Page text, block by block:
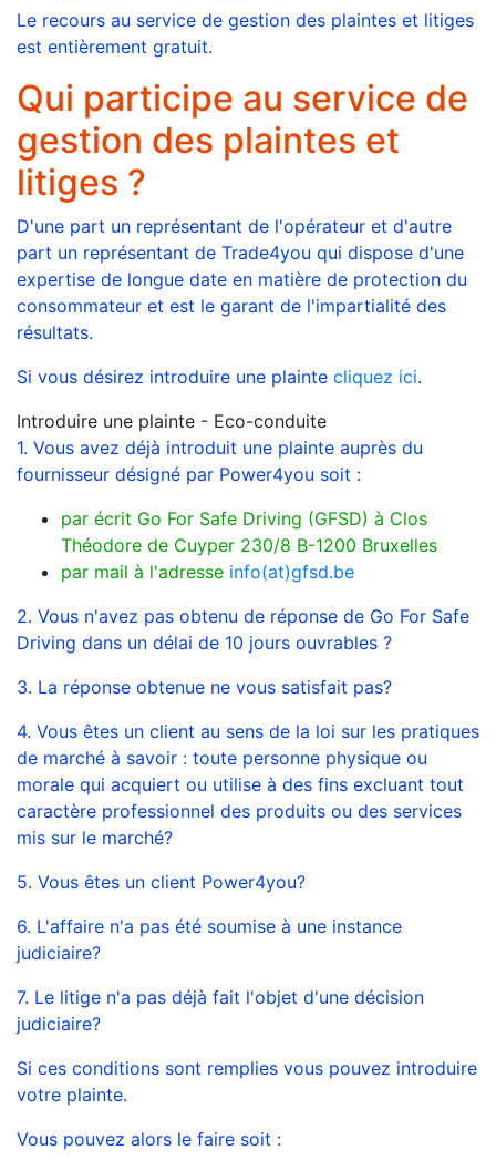
Le recours au service de gestion des plaintes et litiges
est entièrement gratuit.
Qui participe au service de
gestion des plaintes et
litiges ?
D'une part un représentant de l'opérateur et d'autre
part un représentant de Trade4you qui dispose d'une
expertise de longue date en matière de protection du
consommateur et est le garant de l'impartialité des
résultats.
Si vous désirez introduire une plainte cliquez ici.
Introduire une plainte - Eco-conduite
1. Vous avez déjà introduit une plainte auprès du
fournisseur désigné par Power4you soit :
par écrit Go For Safe Driving (GFSD) à Clos
Théodore de Cuyper 230/8 B-1200 Bruxelles
par mail à l'adresse info(at)gfsd.be
2. Vous n'avez pas obtenu de réponse de Go For Safe
Driving dans un délai de 10 jours ouvrables ?
3. La réponse obtenue ne vous satisfait pas?
4. Vous êtes un client au sens de la loi sur les pratiques
de marché à savoir : toute personne physique ou
morale qui acquiert ou utilise à des fins excluant tout
caractère professionnel des produits ou des services
mis sur le marché?
5. Vous êtes un client Power4you?
6. L'affaire n'a pas été soumise à une instance
judiciaire?
7. Le litige n'a pas déjà fait l'objet d'une décision
judiciaire?
Si ces conditions sont remplies vous pouvez introduire
votre plainte.
Vous pouvez alors le faire soit :